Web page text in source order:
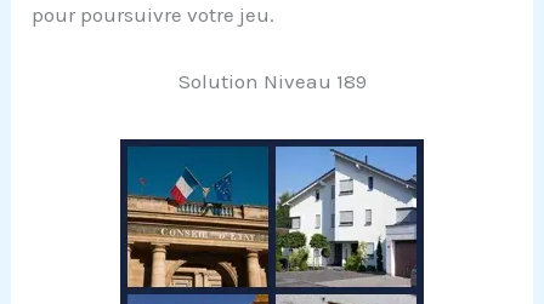
pour poursuivre votre jeu.
Solution Niveau 189